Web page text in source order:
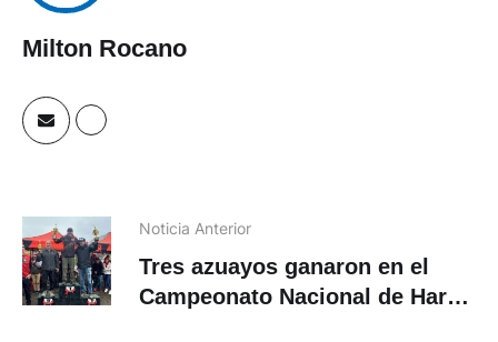
Milton Rocano
Noticia Anterior
Tres azuayos ganaron en el
Campeonato Nacional de Hare